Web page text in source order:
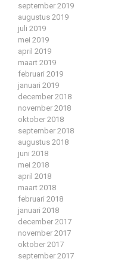
september 2019
augustus 2019
juli 2019
mei 2019
april 2019
maart 2019
februari 2019
januari 2019
december 2018
november 2018
oktober 2018
september 2018
augustus 2018
juni 2018
mei 2018
april 2018
maart 2018
februari 2018
januari 2018
december 2017
november 2017
oktober 2017
september 2017